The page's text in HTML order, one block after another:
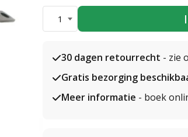
1
30 dagen retourrecht - zie
Gratis bezorging
Meer informatie - boek